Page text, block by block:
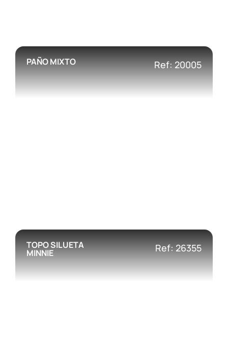
PAÑO MIXTO Ref: 20005
TOPO SILUETA
MINNIE Ref: 26355